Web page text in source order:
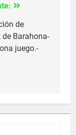
de
de Barahona-
juego.-